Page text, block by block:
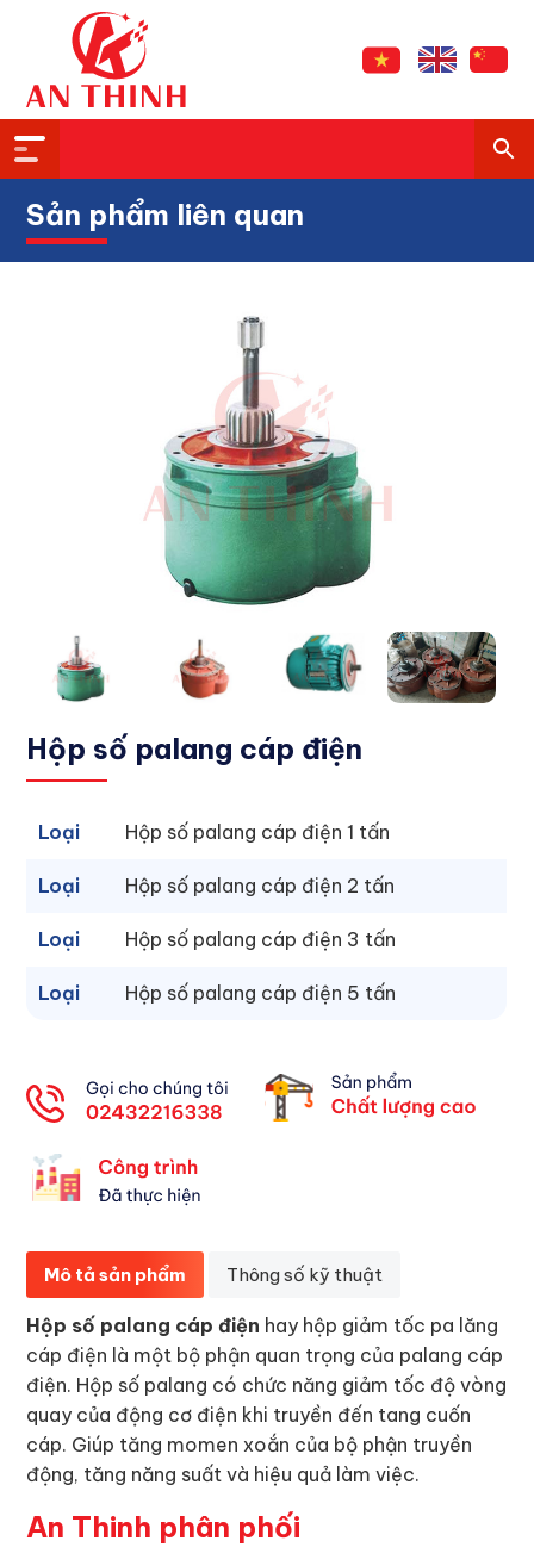
Sản phẩm liên quan
Hộp số palang cáp điện
Loại Hộp số palang cáp điện 1 tấn
Loại Hộp số palang cáp điện 2 tấn
Loại Hộp số palang cáp điện 3 tấn
Loại Hộp số palang cáp điện 5 tấn
Mô tả sản phẩm Thông số kỹ thuật
Hộp số palang cáp điện hay hộp giảm tốc pa lăng
cáp điện là một bộ phận quan trọng của palang cáp
điện. Hộp số palang có chức năng giảm tốc độ vòng
quay của động cơ điện khi truyền đến tang cuốn
cáp. Giúp tăng momen xoắn của bộ phận truyền
động, tăng năng suất và hiệu quả làm việc.
An Thinh phân phối